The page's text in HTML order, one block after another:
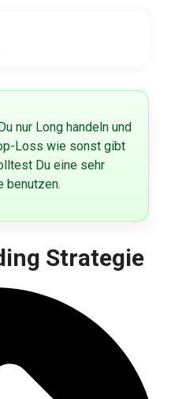
nur Long handeln und
Loss wie sonst gibt
Du eine sehr
benutzen.
Strategie